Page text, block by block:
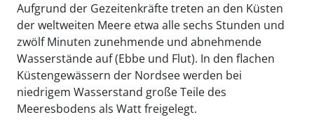
Aufgrund der Gezeitenkräfte treten an den Küsten
der weltweiten Meere etwa alle sechs Stunden und
zwölf Minuten zunehmende und abnehmende
Wasserstände auf (Ebbe und Flut). In den flachen
Küstengewässern der Nordsee werden bei
niedrigem Wasserstand große Teile des
Meeresbodens als Watt freigelegt.